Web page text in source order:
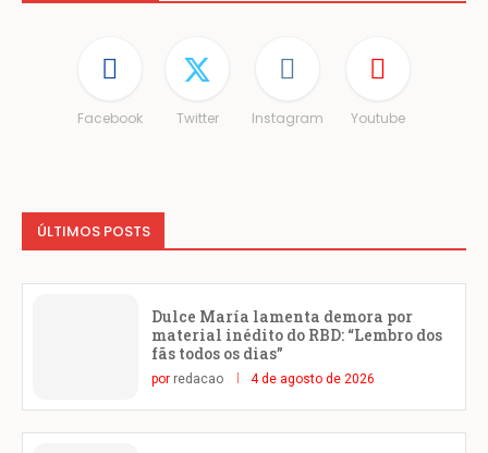
Facebook Twitter Instagram Youtube
ÚLTIMOS POSTS
Dulce María lamenta demora por
material inédito do RBD: “Lembro dos
fãs todos os dias”
por redacao 4 de agosto de 2026